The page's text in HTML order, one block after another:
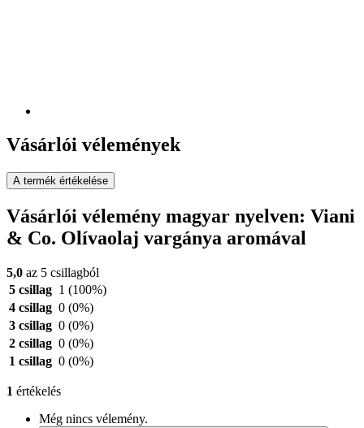
Vásárlói vélemények
A termék értékelése
Vásárlói vélemény magyar nyelven: Viani
& Co. Olívaolaj vargánya aromával
5,0 az 5 csillagból
5 csillag 1 (100%)
4 csillag 0 (0%)
3 csillag 0 (0%)
2 csillag 0 (0%)
1 csillag 0 (0%)
1 értékelés
Még nincs vélemény.